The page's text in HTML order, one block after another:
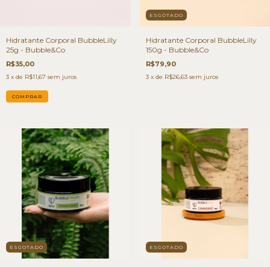
Hidratante Corporal BubbleLilly
25g - Bubble&Co
R$35,00
3 x de R$11,67 sem juros
ESGOTADO
Hidratante Corporal BubbleLilly
150g - Bubble&Co
R$79,90
3 x de R$26,63 sem juros
ESGOTADO ESGOTADO